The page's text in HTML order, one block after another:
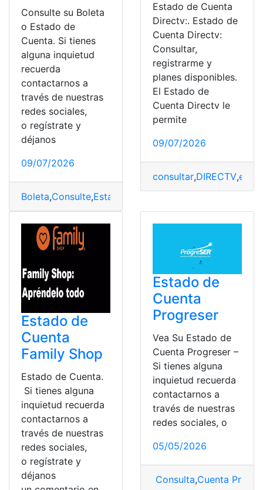
Consulte su Boleta
o Estado de
Cuenta. Si tienes
alguna inquietud
recuerda
contactarnos a
través de nuestras
redes sociales,
o regístrate y
déjanos
09/07/2026
Boleta,Consulte,Estado de cuenta
Estado de Cuenta
Directv:. Estado de
Cuenta Directv:
Consultar,
registrarme y
planes disponibles.
El Estado de
Cuenta Directv le
permite
09/07/2026
consultar,DIRECTV,
Estado de
Cuenta
Family Shop
Estado de Cuenta.
Si tienes alguna
inquietud recuerda
contactarnos a
través de nuestras
redes sociales,
o regístrate y
déjanos
Estado de
Cuenta
Progreser
Vea Su Estado de
Cuenta Progreser –
Si tienes alguna
inquietud recuerda
contactarnos a
través de nuestras
redes sociales, o
05/05/2026
Consulta,Cuenta